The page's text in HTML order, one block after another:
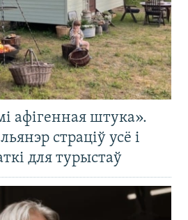
афігенная штука».
страціў усё і
для турыстаў